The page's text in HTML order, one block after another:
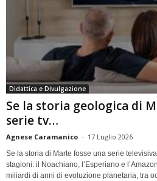
Didattica e Divulgazione
Se la storia geologica di
serie tv…
Agnese Caramanico - 17 Luglio 2026
Se la storia di Marte fosse una serie
stagioni: il Noachiano, l’Esperiano e
miliardi di anni di evoluzione planetaria, tra